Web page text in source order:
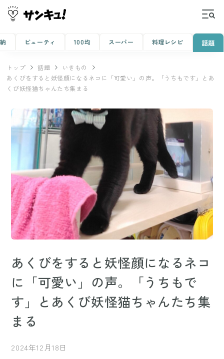
ビューティ 100均 スーパー 料理レシピ 話題
トップ 話題
いきもの
あくびをすると妖怪顔になるネコに「可愛い」の声。「うちもです」とあ
くび妖怪猫ちゃんたち集まる
あくびをすると妖怪顔になるネコ
に「可愛い」の声。「うちもで
す」とあくび妖怪猫ちゃんたち集
まる
2024年12月18日